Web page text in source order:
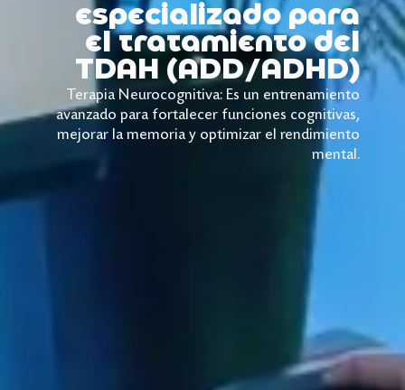
especializado para
el tratamiento del
TDAH (ADD/ADHD)
Terapia Neurocognitiva: Es un entrenamiento
avanzado para fortalecer funciones cognitivas,
mejorar la memoria y optimizar el rendimiento
mental.